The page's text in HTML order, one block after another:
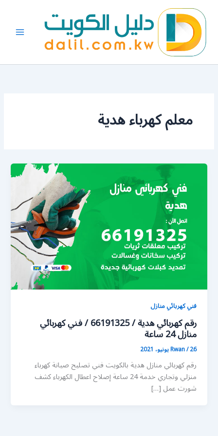
المحتوى
معلم كهرباء هدية
فني كهربائي منازل
رقم كهربائي هدية / 66191325 / فني كهربائي
منازل 24 ساعة
Rwan/26 يونيو، 2021
رقم كهربائي منازل هدية بالكويت فني تصليح صيانة كهرباء
منزلي وتجاري خدمة 24 ساعة إصلاح اعطال الكهرباء كشف
شورت عمل […]